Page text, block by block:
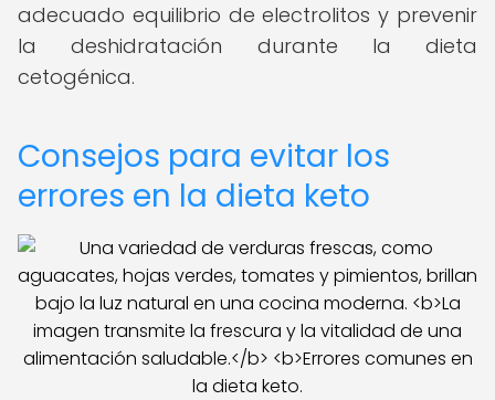
adecuado equilibrio de electrolitos y prevenir
la deshidratación durante la dieta
cetogénica.
Consejos para evitar los
errores en la dieta keto